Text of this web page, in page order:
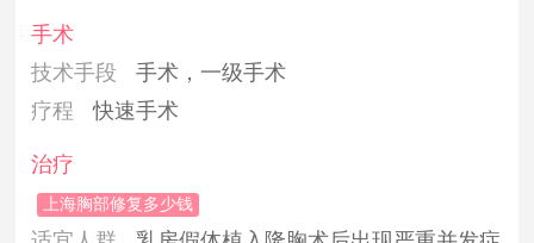
手术
技术手段
手术，一级手术
疗程
快速手术
治疗
上海胸部修复多少钱